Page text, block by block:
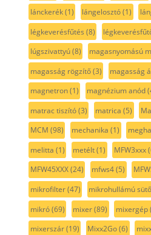
lánckerék(1) lángelosztó(1)
légkeverésfűtés (8)
lúgszivattyú(8) magasnyomású
magasság rögzítő(3) magasság
magnetron(1) magnézium anód
matrac tiszító(3) matrica (5)
MCM (98) mechanika (1)
melitta (1) metélt(1) MFW3xxx
MFW45XXX(24) mfws4(5)
mikrofilter(47) mikrohullámú sütő
mikró(69) mixer(89) mixergép
mixerszár(19) Mixx2Go(6)